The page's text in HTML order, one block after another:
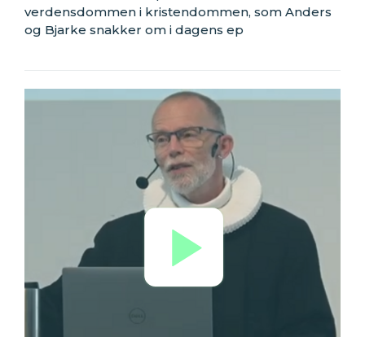
verdensdommen i kristendommen, som Anders
og Bjarke snakker om i dagens ep